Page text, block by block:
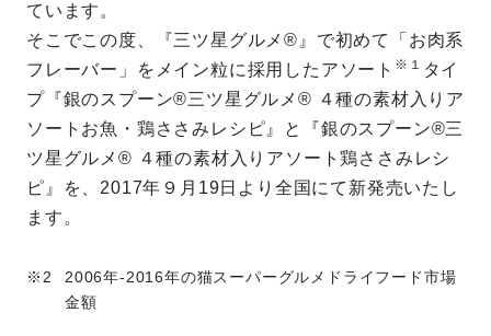
ています。
そこでこの度、『三ツ星グルメ®』で初めて「お肉系
フレーバー」をメイン粒に採用したアソート ※１ タイ
プ『銀のスプーン®三ツ星グルメ® ４種の素材入りア
ソートお魚・鶏ささみレシピ』と『銀のスプーン®三
ツ星グルメ® ４種の素材入りアソート鶏ささみレシ
ピ』を、2017年９月19日より全国にて新発売いたし
ます。
2006年-2016年の猫スーパーグルメドライフード市場
金額